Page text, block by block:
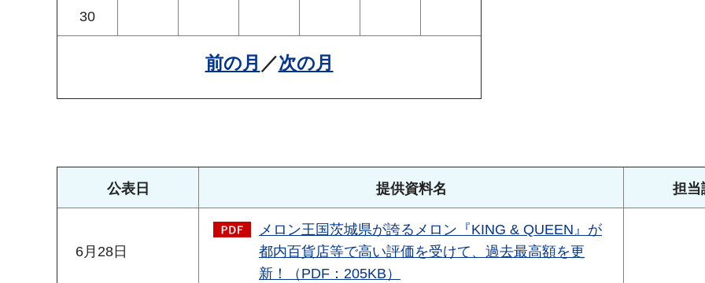
30
前の月 ／次の月
公表日 提供資料名 担当
6月28日
メロン王国茨城県が誇るメロン『KING & QUEEN』が
都内百貨店等で高い評価を受けて、過去最高額を更
新！（PDF：205KB）